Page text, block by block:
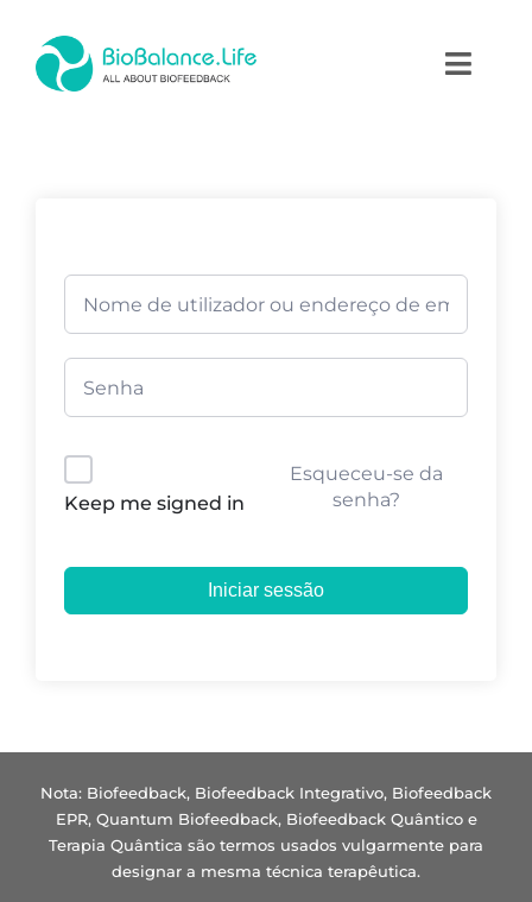
content
Produtos
Blog
Contactos
Keep me signed in
Esqueceu-se da
senha?
Iniciar sessão
Nota: Biofeedback, Biofeedback Integrativo, Biofeedback
EPR, Quantum Biofeedback, Biofeedback Quântico e
Terapia Quântica são termos usados vulgarmente para
designar a mesma técnica terapêutica.